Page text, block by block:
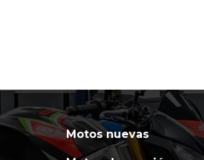
Motos nuevas